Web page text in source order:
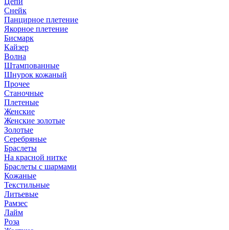
Снейк
Панцирное плетение
Якорное плетение
Бисмарк
Кайзер
Волна
Штампованные
Шнурок кожаный
Прочее
Станочные
Плетеные
Женские
Женские золотые
Золотые
Серебряные
Браслеты
На красной нитке
Браслеты с шармами
Кожаные
Текстильные
Литьевые
Рамзес
Лайм
Роза